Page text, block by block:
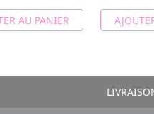
AU PANIER